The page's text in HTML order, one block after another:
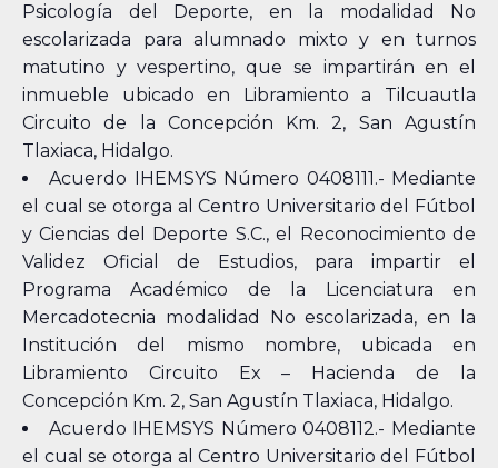
Psicología del Deporte, en la modalidad No
escolarizada para alumnado mixto y en turnos
matutino y vespertino, que se impartirán en el
inmueble ubicado en Libramiento a Tilcuautla
Circuito de la Concepción Km. 2, San Agustín
Tlaxiaca, Hidalgo.
Acuerdo IHEMSYS Número 0408111.- Mediante
el cual se otorga al Centro Universitario del Fútbol
y Ciencias del Deporte S.C., el Reconocimiento de
Validez Oficial de Estudios, para impartir el
Programa Académico de la Licenciatura en
Mercadotecnia modalidad No escolarizada, en la
Institución del mismo nombre, ubicada en
Libramiento Circuito Ex – Hacienda de la
Concepción Km. 2, San Agustín Tlaxiaca, Hidalgo.
Acuerdo IHEMSYS Número 0408112.- Mediante
el cual se otorga al Centro Universitario del Fútbol